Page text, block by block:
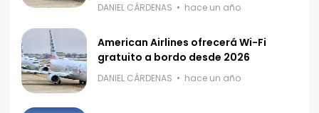
DANIEL CÁRDENAS hace un año
American Airlines ofrecerá Wi-Fi
gratuito a bordo desde 2026
DANIEL CÁRDENAS hace un año